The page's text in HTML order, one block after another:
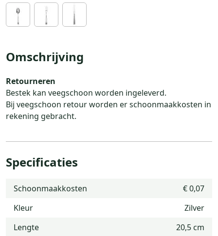
Omschrijving
Retourneren
Bestek kan veegschoon worden ingeleverd.
Bij veegschoon retour worden er schoonmaakkosten in
rekening gebracht.
Specificaties
Schoonmaakkosten
€ 0,07
Kleur
Zilver
Lengte
20,5 cm